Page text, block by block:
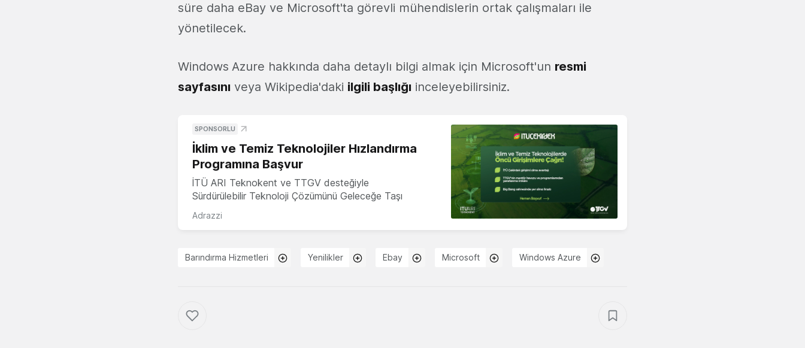
süre daha eBay ve Microsoft'ta görevli mühendislerin ortak çalışmaları ile
yönetilecek.
Windows Azure hakkında daha detaylı bilgi almak için Microsoft'un resmi
sayfasını veya Wikipedia'daki ilgili başlığı inceleyebilirsiniz.
SPONSORLU
İklim ve Temiz Teknolojiler Hızlandırma
Programına Başvur
İTÜ ARI Teknokent ve TTGV desteğiyle
Sürdürülebilir Teknoloji Çözümünü Geleceğe Taşı
Adrazzi
Barındırma Hizmetleri Yenilikler Ebay Microsoft Windows Azure